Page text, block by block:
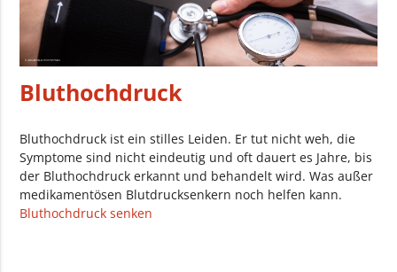
Bluthochdruck
Bluthochdruck ist ein stilles Leiden. Er tut nicht weh, die
Symptome sind nicht eindeutig und oft dauert es Jahre, bis
der Bluthochdruck erkannt und behandelt wird. Was außer
medikamentösen Blutdrucksenkern noch helfen kann.
Bluthochdruck senken